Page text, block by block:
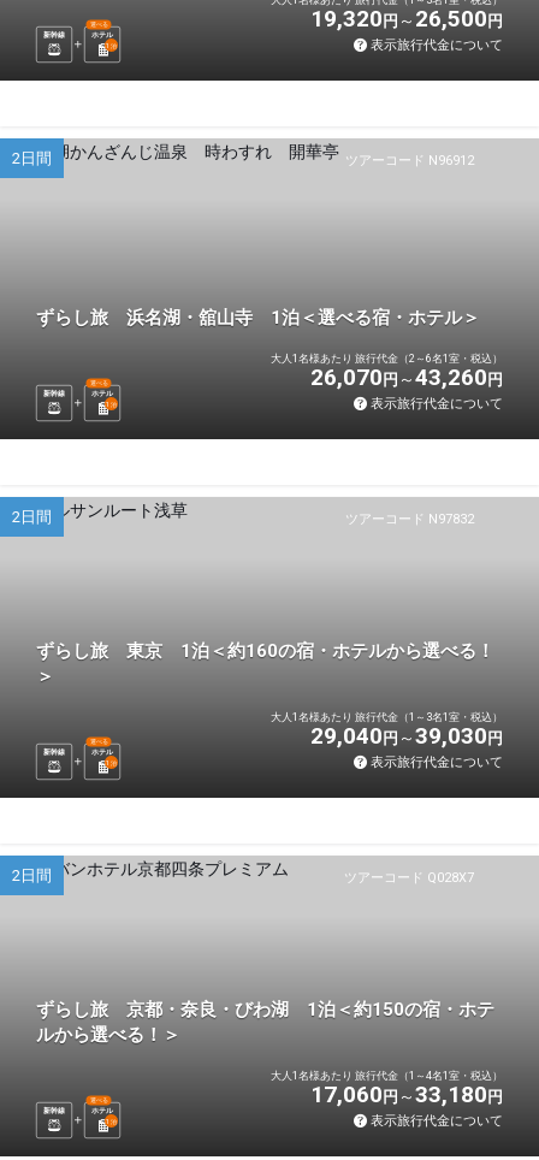
新幹線 ホテル
選べる
1 泊
19,320 円 26,500 円
表示旅行代金について
ツアーコード N96912
2日間
ずらし旅 浜名湖・舘山寺 1泊＜選べる宿・ホテル＞
新幹線 ホテル
選べる
1 泊
大人1名様あたり 旅行代金（2～6名1室・税込）
26,070 円 43,260 円
表示旅行代金について
ツアーコード N97832
2日間
ずらし旅 東京 1泊＜約160の宿・ホテルから選べる！
＞
新幹線 ホテル
選べる
1 泊
大人1名様あたり 旅行代金（1～3名1室・税込）
29,040 円 39,030 円
表示旅行代金について
ツアーコード Q028X7
2日間
ずらし旅 京都・奈良・びわ湖 1泊＜約150の宿・ホテ
ルから選べる！＞
新幹線 ホテル
選べる
1 泊
大人1名様あたり 旅行代金（1～4名1室・税込）
17,060 円 33,180 円
表示旅行代金について